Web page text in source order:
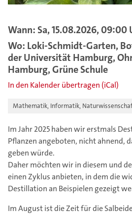
Wann: Sa, 15.08.2026, 09:00
Wo: Loki-Schmidt-Garten,
der Universität Hamburg,
Hamburg, Grüne Schule
In den Kalender übertragen (iCal)
Mathematik, Informatik,
Im Jahr 2025 haben wir erstmals
Pflanzen angeboten, nicht ahnend,
geben würde.
Daher möchten wir in diesem und
einen Zyklus anbieten, in dem die
Destillation an Beispielen gezeigt
Im August ist die Zeit für die